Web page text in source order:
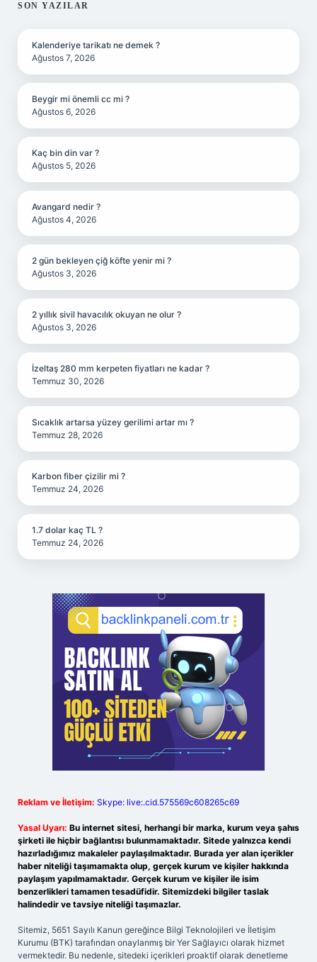
SIDEBAR
SON YAZILAR
Kalenderiye tarikatı ne demek ?
Ağustos 7, 2026
Beygir mi önemli cc mi ?
Ağustos 6, 2026
Kaç bin din var ?
Ağustos 5, 2026
Avangard nedir ?
Ağustos 4, 2026
2 gün bekleyen çiğ köfte yenir mi ?
Ağustos 3, 2026
2 yıllık sivil havacılık okuyan ne olur ?
Ağustos 3, 2026
İzeltaş 280 mm kerpeten fiyatları ne kadar ?
Temmuz 30, 2026
Sıcaklık artarsa yüzey gerilimi artar mı ?
Temmuz 28, 2026
Karbon fiber çizilir mi ?
Temmuz 24, 2026
1.7 dolar kaç TL ?
Temmuz 24, 2026
Reklam ve İletişim: Skype: live:.cid.575569c608265c69
Yasal Uyarı: Bu internet sitesi, herhangi bir marka, kurum veya şahıs
şirketi ile hiçbir bağlantısı bulunmamaktadır. Sitede yalnızca kendi
hazırladığımız makaleler paylaşılmaktadır. Burada yer alan içerikler
haber niteliği taşımamakta olup, gerçek kurum ve kişiler hakkında
paylaşım yapılmamaktadır. Gerçek kurum ve kişiler ile isim
benzerlikleri tamamen tesadüfidir. Sitemizdeki bilgiler taslak
halindedir ve tavsiye niteliği taşımazlar.
Sitemiz, 5651 Sayılı Kanun gereğince Bilgi Teknolojileri ve İletişim
Kurumu (BTK) tarafından onaylanmış bir Yer Sağlayıcı olarak hizmet
vermektedir. Bu nedenle, sitedeki içerikleri proaktif olarak denetleme